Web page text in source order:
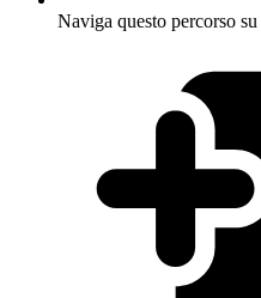
Naviga questo percorso su